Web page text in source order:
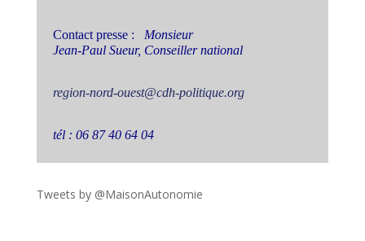
Contact presse : Monsieur
Jean-Paul Sueur, Conseiller national
region-nord-ouest@cdh-politique.org
tél : 06 87 40 64 04
Tweets by @MaisonAutonomie